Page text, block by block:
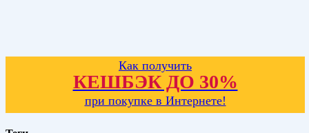
Как получить
КЕШБЭК ДО 30%
при покупке в Интернете!